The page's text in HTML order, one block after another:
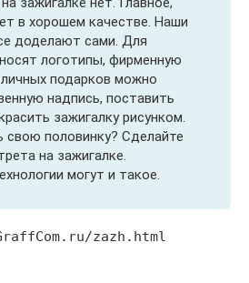
в хорошем качестве. Наши
доделают сами. Для
логотипы, фирменную
подарков можно
надпись, поставить
зажигалку рисунком.
свою половинку? Сделайте
на зажигалке.
могут и такое.
zazh.html